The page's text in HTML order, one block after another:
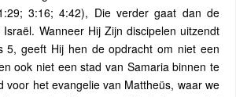
3:16; 4:42), Die verder gaat dan de
Wanneer Hij Zijn discipelen uitzendt
5, geeft Hij hen de opdracht om niet een
ook niet een stad van Samaria binnen te
voor het evangelie van Mattheüs, waar we